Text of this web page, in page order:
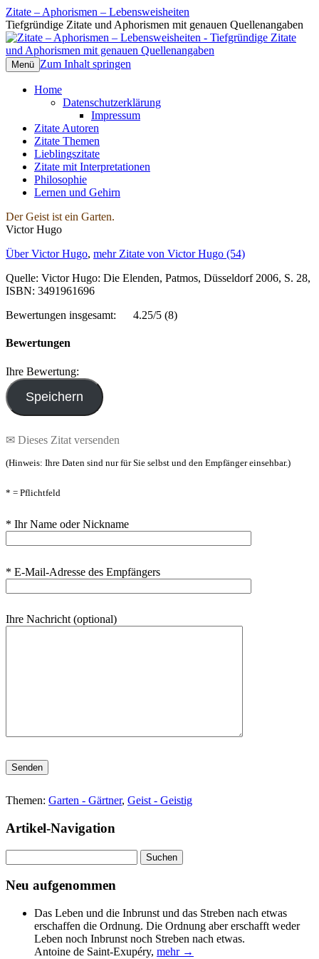
Zitate – Aphorismen – Lebensweisheiten
Tiefgründige Zitate und Aphorismen mit genauen Quellenangaben
Menü Zum Inhalt springen
Home
Datenschutzerklärung
Impressum
Zitate Autoren
Zitate Themen
Lieblingszitate
Zitate mit Interpretationen
Philosophie
Lernen und Gehirn
Der Geist ist ein Garten.
Victor Hugo
Über Victor Hugo, mehr Zitate von Victor Hugo (54)
Quelle: Victor Hugo: Die Elenden, Patmos, Düsseldorf 2006, S. 28,
ISBN: 3491961696
Bewertungen insgesamt:
4.25/5 (8)
Bewertungen
Ihre Bewertung:
✉ Dieses Zitat versenden
(Hinweis: Ihre Daten sind nur für Sie selbst und den Empfänger einsehbar.)
* = Pflichtfeld
* Ihr Name oder Nickname
* E-Mail-Adresse des Empfängers
Ihre Nachricht (optional)
Bitte lasse dieses Feld leer.
Themen: Garten - Gärtner, Geist - Geistig
Artikel-Navigation
nach:
Neu aufgenommen
Das Leben und die Inbrunst und das Streben nach etwas
erschaffen die Ordnung. Die Ordnung aber erschafft weder
Leben noch Inbrunst noch Streben nach etwas.
Antoine de Saint-Exupéry, mehr →